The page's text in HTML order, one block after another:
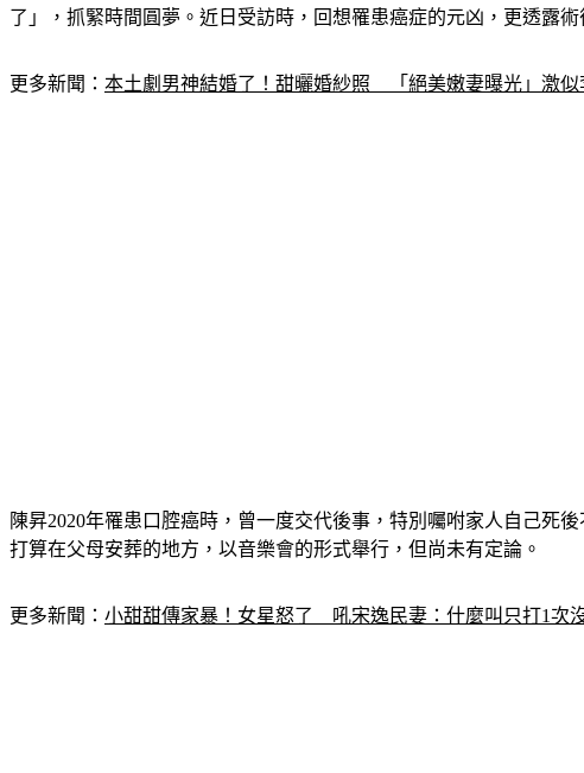
了」，抓緊時間圓夢。近日受訪時，回想罹患癌症的元凶，更透露術
更多新聞： 本土劇男神結婚了！甜曬婚紗照　「絕美嫩妻曝光」激似
陳昇2020年罹患口腔癌時，曾一度交代後事，特別囑咐家人自己死
打算在父母安葬的地方，以音樂會的形式舉行，但尚未有定論。
更多新聞： 小甜甜傳家暴！女星怒了　吼宋逸民妻：什麼叫只打1次